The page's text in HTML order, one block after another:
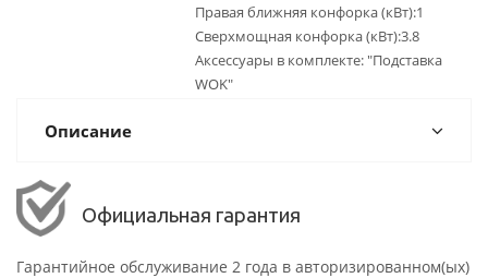
Правая ближняя конфорка (кВт):1
Сверхмощная конфорка (кВт):3.8
Аксессуары в комплекте: "Подставка
WOK"
Описание
Официальная гарантия
Гарантийное обслуживание 2 года в авторизированном(ых)